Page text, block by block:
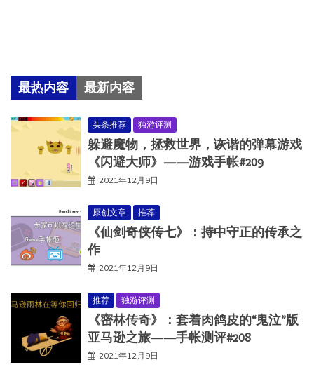
最热内容 最新内容
头条推荐 独游评测
躲避魔物，拯救世界，诙谐的弹幕游戏
《闪避大师》——游戏手帐#209
2021年12月9日
原创文章 推荐
《仙剑奇侠传七》：持中守正的传承之
作
2021年12月9日
推荐 独游评测
《密林传奇》：套着肉鸽皮的“鬼泣”版
亚马逊之旅——手帐测评#208
2021年12月9日